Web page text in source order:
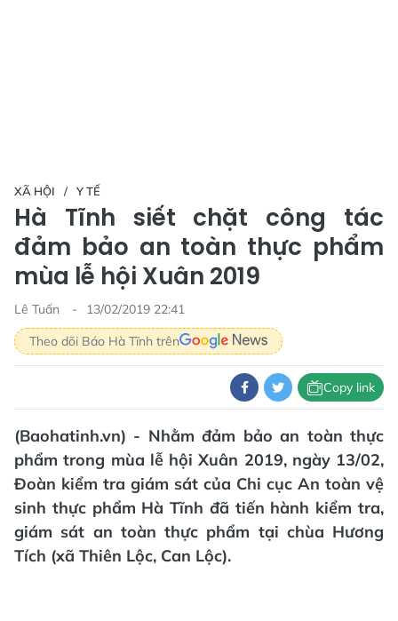
XÃ HỘI Y TẾ
Hà Tĩnh siết chặt công tác
đảm bảo an toàn thực phẩm
mùa lễ hội Xuân 2019
Lê Tuấn
13/02/2019 22:41
Theo dõi Báo Hà Tĩnh trên
Copy link
(Baohatinh.vn) - Nhằm đảm bảo an toàn thực
phẩm trong mùa lễ hội Xuân 2019, ngày 13/02,
Đoàn kiểm tra giám sát của Chi cục An toàn vệ
sinh thực phẩm Hà Tĩnh đã tiến hành kiểm tra,
giám sát an toàn thực phẩm tại chùa Hương
Tích (xã Thiên Lộc, Can Lộc).